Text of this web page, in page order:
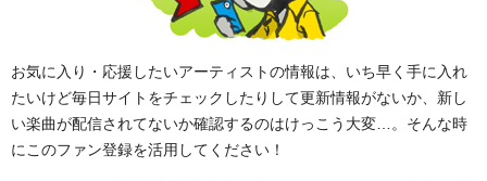
お気に入り・応援したいアーティストの情報は、いち早く手に入れ
たいけど毎日サイトをチェックしたりして更新情報がないか、新し
い楽曲が配信されてないか確認するのはけっこう大変…。そんな時
にこのファン登録を活用してください！